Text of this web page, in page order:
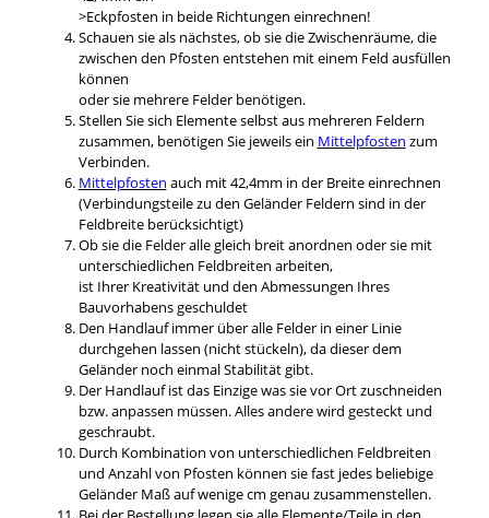
>Eckpfosten in beide Richtungen einrechnen!
Schauen sie als nächstes, ob sie die Zwischenräume, die
zwischen den Pfosten entstehen mit einem Feld ausfüllen
können
oder sie mehrere Felder benötigen.
Stellen Sie sich Elemente selbst aus mehreren Feldern
zusammen, benötigen Sie jeweils ein Mittelpfosten zum
Verbinden.
Mittelpfosten auch mit 42,4mm in der Breite einrechnen
(Verbindungsteile zu den Geländer Feldern sind in der
Feldbreite berücksichtigt)
Ob sie die Felder alle gleich breit anordnen oder sie mit
unterschiedlichen Feldbreiten arbeiten,
ist Ihrer Kreativität und den Abmessungen Ihres
Bauvorhabens geschuldet
Den Handlauf immer über alle Felder in einer Linie
durchgehen lassen (nicht stückeln), da dieser dem
Geländer noch einmal Stabilität gibt.
Der Handlauf ist das Einzige was sie vor Ort zuschneiden
bzw. anpassen müssen. Alles andere wird gesteckt und
geschraubt.
Durch Kombination von unterschiedlichen Feldbreiten
und Anzahl von Pfosten können sie fast jedes beliebige
Geländer Maß auf wenige cm genau zusammenstellen.